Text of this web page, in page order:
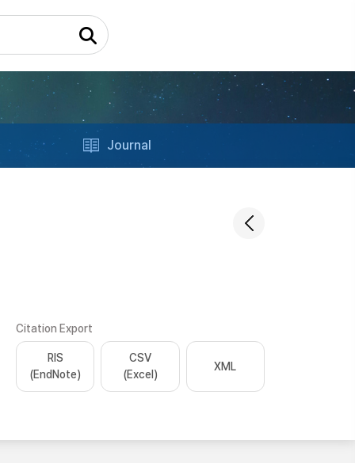
Journal
Citation Export
RIS
(EndNote)
CSV
(Excel)
XML